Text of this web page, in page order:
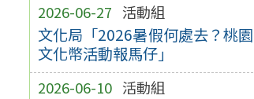
2026-06-27 活動組
文化局「2026暑假何處去？桃園
文化幣活動報馬仔」
2026-06-10 活動組